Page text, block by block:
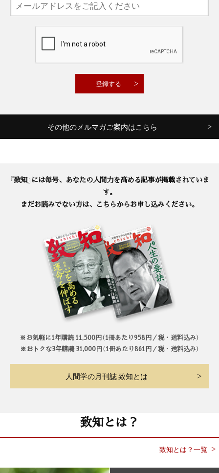
その他のメルマガご案内はこちら
『致知』には毎号、あなたの人間力を高める記事が掲載されていま
す。
まだお読みでない方は、こちらからお申し込みください。
※お気軽に1年購読 11,500円（1冊あたり958円／税・送料込み）
※おトクな3年購読 31,000円（1冊あたり861円／税・送料込み）
人間学の月刊誌 致知とは
致知とは？
致知とは？一覧